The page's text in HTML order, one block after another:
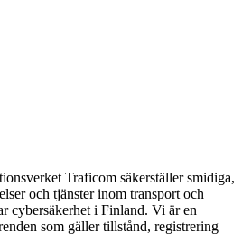
Traficom säkerställer smidiga,
och tjänster inom transport och
cybersäkerhet i Finland. Vi är en
som gäller tillstånd, registrering